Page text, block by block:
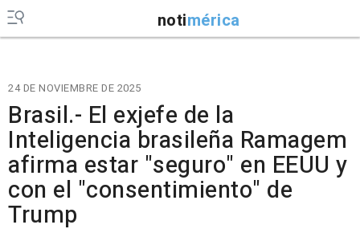
notimérica
24 DE NOVIEMBRE DE 2025
Brasil.- El exjefe de la
Inteligencia brasileña Ramagem
afirma estar "seguro" en EEUU y
con el "consentimiento" de
Trump